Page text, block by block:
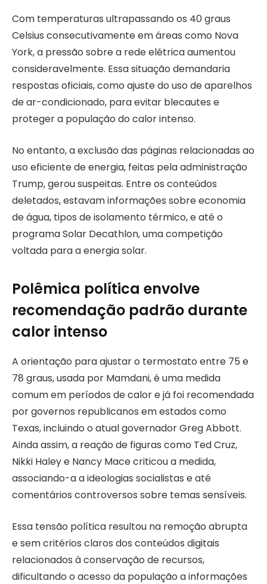
Com temperaturas ultrapassando os 40 graus
Celsius consecutivamente em áreas como Nova
York, a pressão sobre a rede elétrica aumentou
consideravelmente. Essa situação demandaria
respostas oficiais, como ajuste do uso de aparelhos
de ar-condicionado, para evitar blecautes e
proteger a população do calor intenso.
No entanto, a exclusão das páginas relacionadas ao
uso eficiente de energia, feitas pela administração
Trump, gerou suspeitas. Entre os conteúdos
deletados, estavam informações sobre economia
de água, tipos de isolamento térmico, e até o
programa Solar Decathlon, uma competição
voltada para a energia solar.
Polêmica política envolve
recomendação padrão durante
calor intenso
A orientação para ajustar o termostato entre 75 e
78 graus, usada por Mamdani, é uma medida
comum em períodos de calor e já foi recomendada
por governos republicanos em estados como
Texas, incluindo o atual governador Greg Abbott.
Ainda assim, a reação de figuras como Ted Cruz,
Nikki Haley e Nancy Mace criticou a medida,
associando-a a ideologias socialistas e até
comentários controversos sobre temas sensíveis.
Essa tensão política resultou na remoção abrupta
e sem critérios claros dos conteúdos digitais
relacionados à conservação de recursos,
dificultando o acesso da população a informações